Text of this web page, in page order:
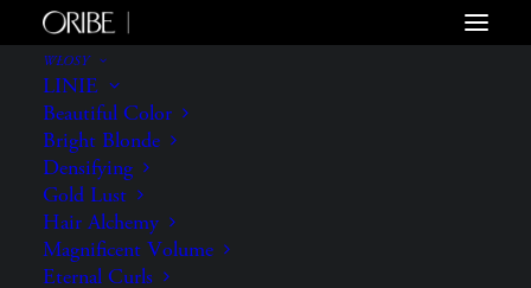
WŁOSY
LINIE
Beautiful Color
Bright Blonde
Densifying
Gold Lust
Hair Alchemy
Magnificent Volume
Eternal Curls